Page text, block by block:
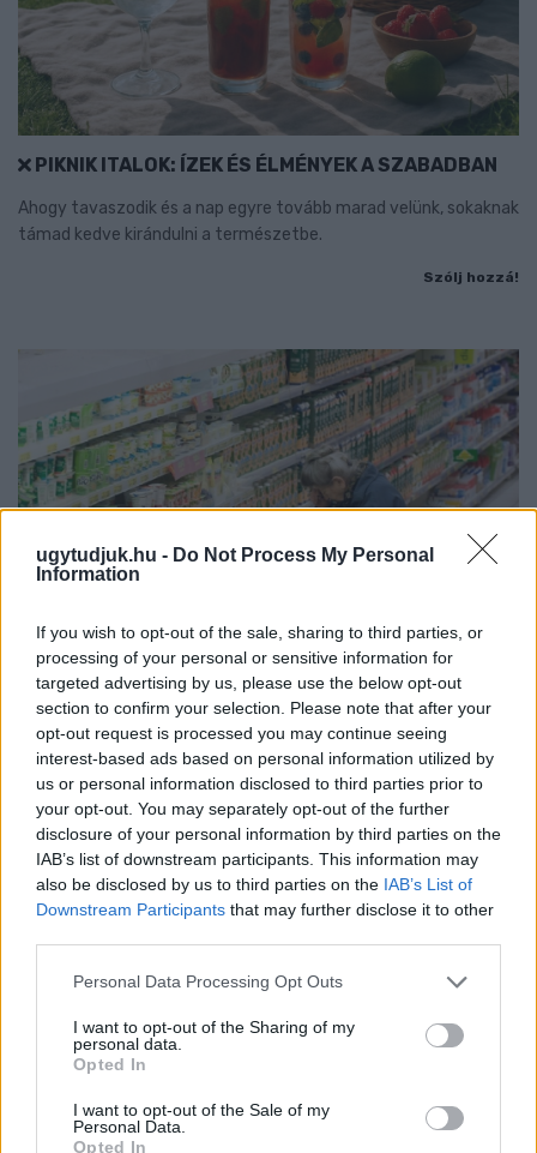
ugytudjuk.hu - Do Not Process My Personal
Information
If you wish to opt-out of the sale, sharing to third parties, or
processing of your personal or sensitive information for
targeted advertising by us, please use the below opt-out
section to confirm your selection. Please note that after your
opt-out request is processed you may continue seeing
interest-based ads based on personal information utilized by
us or personal information disclosed to third parties prior to
your opt-out. You may separately opt-out of the further
disclosure of your personal information by third parties on the
IAB’s list of downstream participants. This information may
also be disclosed by us to third parties on the IAB’s List of
Downstream Participants that may further disclose it to other
Please note that this website/app uses one or more Google
not limited to your visit or usage behaviour. You may click to
grant or deny consent to Google and its third-party tags to
use your data for below specified purposes in below Google
consent section.
Personal Data Processing Opt Outs
I want to opt-out of the Sharing of my
personal data.
Opted In
I want to opt-out of the Sale of my
Personal Data.
Opted In
PIKNIK ITALOK: ÍZEK ÉS ÉLMÉNYEK A SZABADBAN
Ahogy tavaszodik és a nap egyre tovább marad velünk, sokaknak
támad kedve kirándulni a természetbe.
Szólj hozzá!
ÖRÖMHÍR: TÍZ ÉVE NEM VOLT ILYEN ALACSONY AZ
INFLÁCIÓ MAGYARORSZÁGON
Júliusban mindössze 1,2 százalékkal emelkedtek éves
összevetésben a fogyasztói árak, miközben az élelmiszerek ára
már csökkent.
Szólj hozzá!